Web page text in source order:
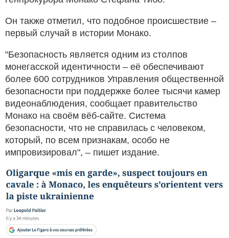
Он также отметил, что подобное происшествие –
первый случай в истории Монако.
"Безопасность является одним из столпов
монегасской идентичности – её обеспечивают
более 600 сотрудников Управления общественной
безопасности при поддержке более тысячи камер
видеонаблюдения, сообщает правительство
Монако на своём вёб-сайте. Система
безопасности, что не справилась с человеком,
который, по всем признакам, особо не
импровизировал", – пишет издание.